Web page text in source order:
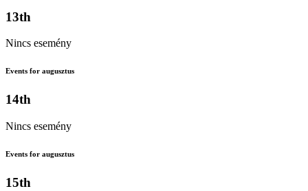
13th
Nincs esemény
Events for augusztus
14th
Nincs esemény
Events for augusztus
15th